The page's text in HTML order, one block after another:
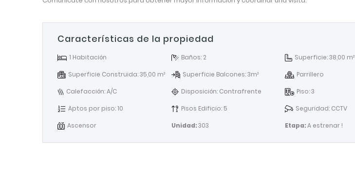
Características de la propiedad
1 Habitación Baños: 2 Superficie: 38,00 m²
Superficie Construida: 35,00 m² Superficie Balcones: 3m² Parrillero
Calefacción: A/C Disposición: Contrafrente Piso: 3
Aptos por piso: 10 Pisos Edificio: 5 Seguridad: CCTV
Ascensor Unidad:303 Etapa:A estrenar !